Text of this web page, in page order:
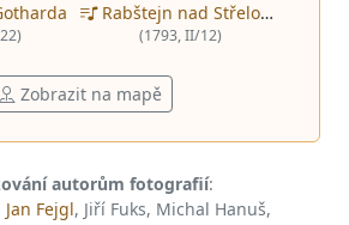
Rabštejn nad Střelou, Sedmibolestné P. Marie
(1793, II/12)
Zobrazit na mapě
autorům fotografií:
Jan Fejgl, Jiří Fuks, Michal Hanuš,